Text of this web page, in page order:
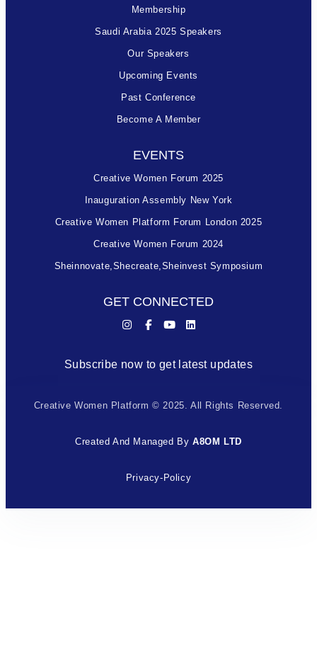
Membership
Saudi Arabia 2025 Speakers
Our Speakers
Upcoming Events
Past Conference
Become A Member
EVENTS
Creative Women Forum 2025
Inauguration Assembly New York
Creative Women Platform Forum London 2025
Creative Women Forum 2024
Sheinnovate,shecreate,sheinvest Symposium
GET CONNECTED
Subscribe now to get latest updates
Creative Women Platform © 2025. All Rights Reserved.
Created And Managed By A8OM LTD
Privacy-Policy